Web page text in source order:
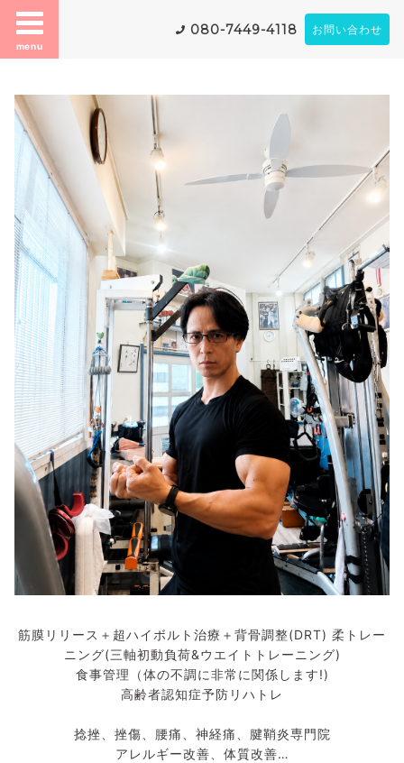
menu
080-7449-4118 お問い合わせ
筋膜リリース＋超ハイボルト治療＋背骨調整(DRT) 柔トレー
ニング(三軸初動負荷&ウエイトトレーニング)
食事管理（体の不調に非常に関係します!)
高齢者認知症予防リハトレ
捻挫、挫傷、腰痛、神経痛、腱鞘炎専門院
アレルギー改善、体質改善…